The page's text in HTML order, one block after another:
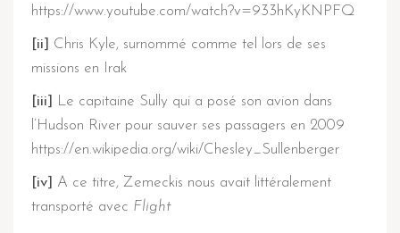
https://www.youtube.com/watch?v=933hKyKNPFQ
[ii] Chris Kyle, surnommé comme tel lors de ses
missions en Irak
[iii]
Le capitaine Sully qui a posé son avion dans
l’Hudson River pour sauver ses passagers en 2009
https://en.wikipedia.org/wiki/Chesley_Sullenberger
[iv] A ce titre, Zemeckis nous avait littéralement
transporté avec Flight